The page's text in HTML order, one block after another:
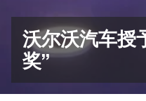
沃尔沃汽车授
奖”